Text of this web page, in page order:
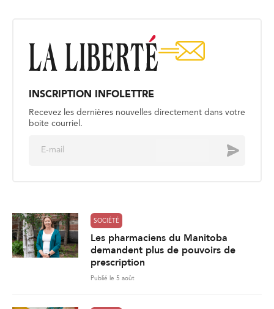
INSCRIPTION INFOLETTRE
Recevez les dernières nouvelles directement dans votre
boite courriel.
Envoyer
SOCIÉTÉ
Les pharmaciens du Manitoba
demandent plus de pouvoirs de
prescription
Publié le 5 août